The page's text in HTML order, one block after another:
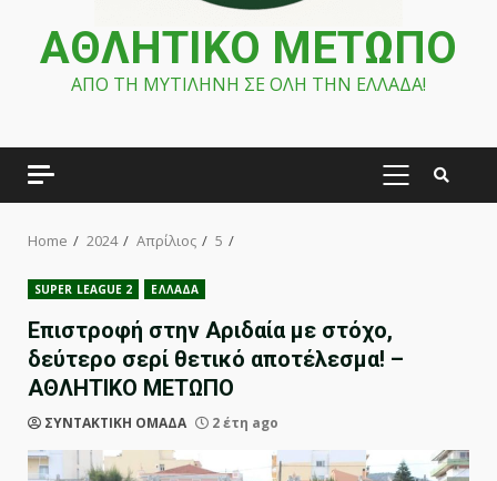
ΑΘΛΗΤΙΚΟ ΜΕΤΩΠΟ
ΑΠΟ ΤΗ ΜΥΤΙΛΗΝΗ ΣΕ ΟΛΗ ΤΗΝ ΕΛΛΑΔΑ!
PRIMARY
Home 2024 Απρίλιος 5
SUPER LEAGUE 2 ΕΛΛΑΔΑ
Επιστροφή στην Αριδαία με στόχο,
δεύτερο σερί θετικό αποτέλεσμα! –
ΑΘΛΗΤΙΚΟ ΜΕΤΩΠΟ
ΣΥΝΤΑΚΤΙΚΗ ΟΜΑΔΑ 2 έτη ago